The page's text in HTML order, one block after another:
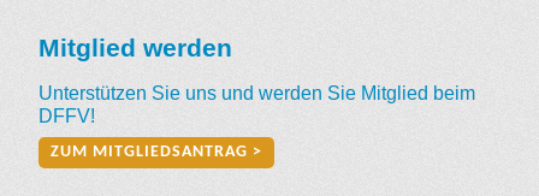
Mitglied werden
Unterstützen Sie uns und werden Sie Mitglied beim
DFFV!
ZUM MITGLIEDSANTRAG >